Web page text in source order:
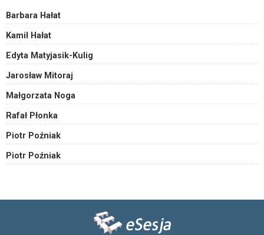
Barbara Hałat
Kamil Hałat
Edyta Matyjasik-Kulig
Jarosław Mitoraj
Małgorzata Noga
Rafał Płonka
Piotr Poźniak
Piotr Poźniak